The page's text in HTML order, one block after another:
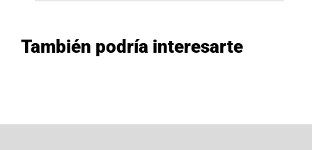
También podría interesarte